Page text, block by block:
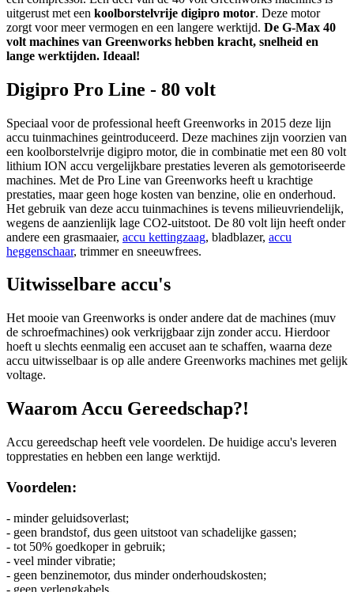
uitgerust met een koolborstelvrije digipro motor. Deze motor
zorgt voor meer vermogen en een langere werktijd. De G-Max 40
volt machines van Greenworks hebben kracht, snelheid en
lange werktijden. Ideaal!
Digipro Pro Line - 80 volt
Speciaal voor de professional heeft Greenworks in 2015 deze lijn
accu tuinmachines geintroduceerd. Deze machines zijn voorzien van
een koolborstelvrije digipro motor, die in combinatie met een 80 volt
lithium ION accu vergelijkbare prestaties leveren als gemotoriseerde
machines. Met de Pro Line van Greenworks heeft u krachtige
prestaties, maar geen hoge kosten van benzine, olie en onderhoud.
Het gebruik van deze accu tuinmachines is tevens milieuvriendelijk,
wegens de aanzienlijk lage CO2-uitstoot. De 80 volt lijn heeft onder
andere een grasmaaier, accu kettingzaag, bladblazer, accu
heggenschaar, trimmer en sneeuwfrees.
Uitwisselbare accu's
Het mooie van Greenworks is onder andere dat de machines (muv
de schroefmachines) ook verkrijgbaar zijn zonder accu. Hierdoor
hoeft u slechts eenmalig een accuset aan te schaffen, waarna deze
accu uitwisselbaar is op alle andere Greenworks machines met gelijk
voltage.
Waarom Accu Gereedschap?!
Accu gereedschap heeft vele voordelen. De huidige accu's leveren
topprestaties en hebben een lange werktijd.
Voordelen:
- minder geluidsoverlast;
- geen brandstof, dus geen uitstoot van schadelijke gassen;
- tot 50% goedkoper in gebruik;
- veel minder vibratie;
- geen benzinemotor, dus minder onderhoudskosten;
- geen verlengkabels.